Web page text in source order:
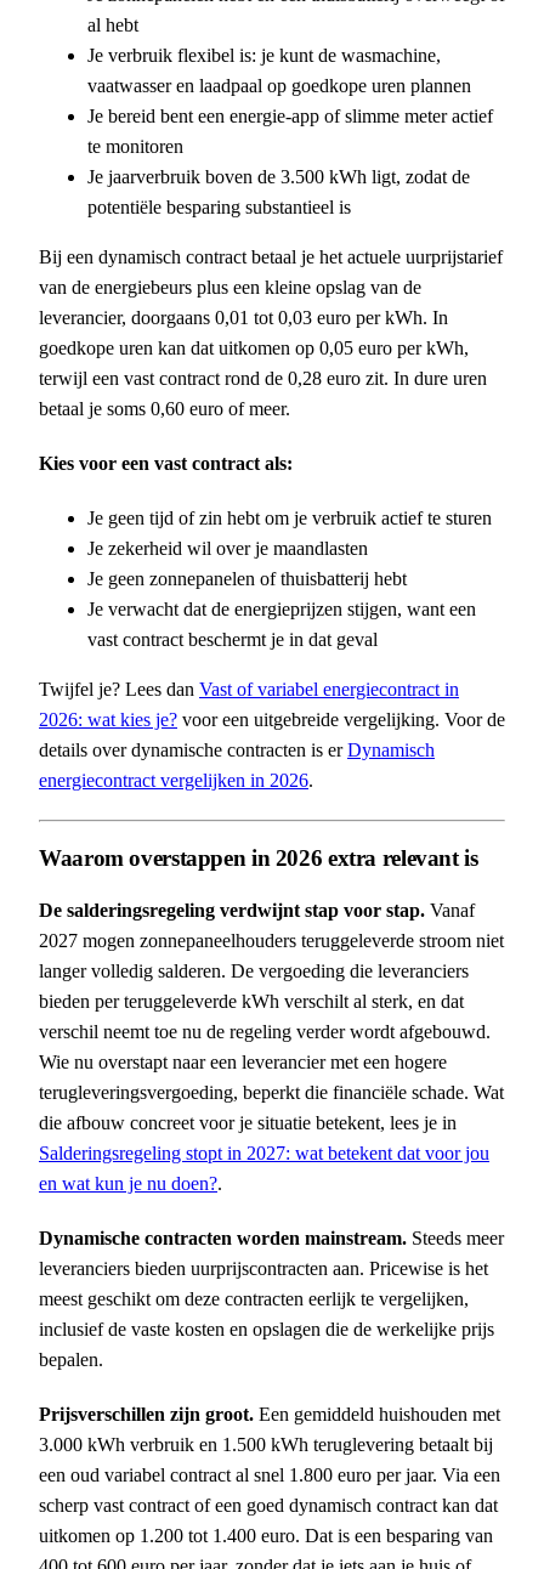
al hebt
Je verbruik flexibel is: je kunt de wasmachine,
vaatwasser en laadpaal op goedkope uren plannen
Je bereid bent een energie-app of slimme meter actief
te monitoren
Je jaarverbruik boven de 3.500 kWh ligt, zodat de
potentiële besparing substantieel is
Bij een dynamisch contract betaal je het actuele uurprijstarief
van de energiebeurs plus een kleine opslag van de
leverancier, doorgaans 0,01 tot 0,03 euro per kWh. In
goedkope uren kan dat uitkomen op 0,05 euro per kWh,
terwijl een vast contract rond de 0,28 euro zit. In dure uren
betaal je soms 0,60 euro of meer.
Kies voor een vast contract als:
Je geen tijd of zin hebt om je verbruik actief te sturen
Je zekerheid wil over je maandlasten
Je geen zonnepanelen of thuisbatterij hebt
Je verwacht dat de energieprijzen stijgen, want een
vast contract beschermt je in dat geval
Twijfel je? Lees dan Vast of variabel energiecontract in
2026: wat kies je? voor een uitgebreide vergelijking. Voor de
details over dynamische contracten is erDynamisch
energiecontract vergelijken in 2026.
Waarom overstappen in 2026 extra relevant is
De salderingsregeling verdwijnt stap voor stap. Vanaf
2027 mogen zonnepaneelhouders teruggeleverde stroom niet
langer volledig salderen. De vergoeding die leveranciers
bieden per teruggeleverde kWh verschilt al sterk, en dat
verschil neemt toe nu de regeling verder wordt afgebouwd.
Wie nu overstapt naar een leverancier met een hogere
terugleveringsvergoeding, beperkt die financiële schade. Wat
die afbouw concreet voor je situatie betekent, lees je in
Salderingsregeling stopt in 2027: wat betekent dat voor jou
en wat kun je nu doen?.
Dynamische contracten worden mainstream. Steeds meer
leveranciers bieden uurprijscontracten aan. Pricewise is het
meest geschikt om deze contracten eerlijk te vergelijken,
inclusief de vaste kosten en opslagen die de werkelijke prijs
bepalen.
Prijsverschillen zijn groot. Een gemiddeld huishouden met
3.000 kWh verbruik en 1.500 kWh teruglevering betaalt bij
een oud variabel contract al snel 1.800 euro per jaar. Via een
scherp vast contract of een goed dynamisch contract kan dat
uitkomen op 1.200 tot 1.400 euro. Dat is een besparing van